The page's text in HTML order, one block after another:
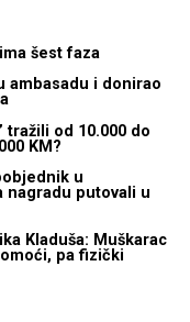
šest faza
ambasadu i donirao
tražili od 10.000 do
KM?
u
putovali u
Kladuša: Muškarac
pa fizički